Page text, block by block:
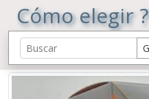
Cómo elegir ?